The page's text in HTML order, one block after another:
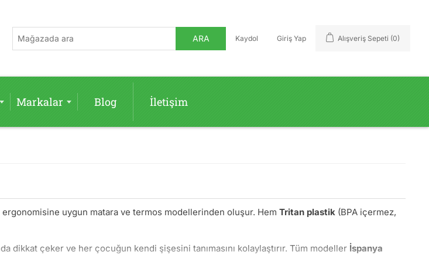
ARA Kaydol Giriş Yap Alışveriş Sepeti (0)
Markalar Blog İletişim
uygun matara ve termos modellerinden oluşur. HemTritan plastik (BPA içermez,
dikkat çeker ve her çocuğun kendi şişesini tanımasını kolaylaştırır. Tüm modeller İspanya